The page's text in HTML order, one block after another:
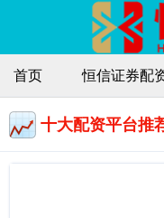
首页 恒信证券配
十大配资平台推